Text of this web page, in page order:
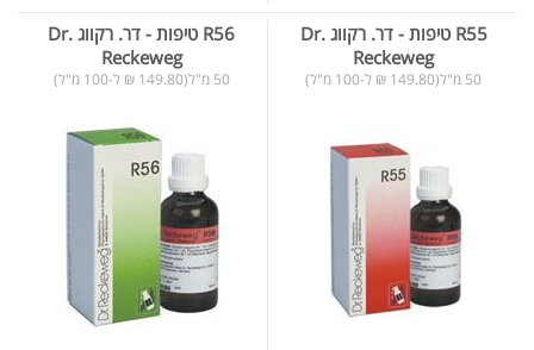
R55 טיפות - דר. רקווג Dr.
Reckeweg
50 מ"ל(149.80 ₪ ל-100 מ"ל)
R56 טיפות - דר. רקווג Dr.
Reckeweg
50 מ"ל(149.80 ₪ ל-100 מ"ל)